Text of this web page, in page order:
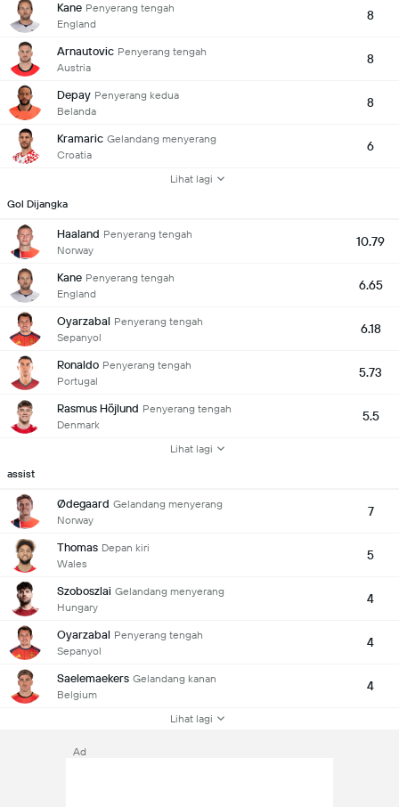
Kane Penyerang tengah
England
8
Arnautovic Penyerang tengah
Austria
8
Depay Penyerang kedua
Belanda
8
Kramaric Gelandang menyerang
Croatia
6
Lihat lagi
Gol Dijangka
Haaland Penyerang tengah
Norway
10.79
Kane Penyerang tengah
England
6.65
Oyarzabal Penyerang tengah
Sepanyol
6.18
Ronaldo Penyerang tengah
Portugal
5.73
Rasmus Höjlund Penyerang tengah
Denmark
5.5
Lihat lagi
assist
Ødegaard Gelandang menyerang
Norway
7
Thomas Depan kiri
Wales
5
Szoboszlai Gelandang menyerang
Hungary
4
Oyarzabal Penyerang tengah
Sepanyol
4
Saelemaekers Gelandang kanan
Belgium
4
Lihat lagi
Ad